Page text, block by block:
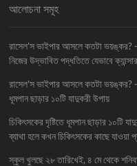
আলোচনা সমূহ
রাসেল'স ভাইপার আসলে কতটা
নিজের উদ্ভাবিত পদ্ধতিতে যেভাবে
রাসেল'স ভাইপার আসলে কতটা
ধূমপান ছাড়ার ১০টি যাদুকরী উপায়
চিকিৎসকের দৃষ্টিতে ধূমপান ছাড়ার
ব্যাথা হলে কখন চিকিৎসকের কাছে যাওয়া
স্কুল খুলছে ২৮ তারিখেই, ৪ মে থেকে